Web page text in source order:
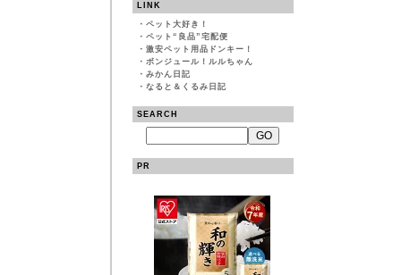
LINK
・ ペット大好き！
・ ペット“良品”宅配便
・ 激安ペット用品ドンキー！
・ ボンジュール！ルルちゃん
・ みかん日記
・ なると＆くるみ日記
SEARCH
PR